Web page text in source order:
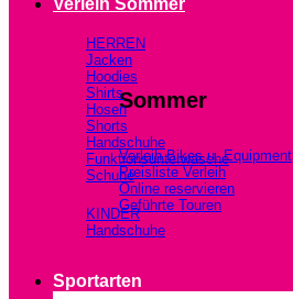
Verleih Sommer
Sommer
Verleih Bikes u. Equipment
Preisliste Verleih
Online reservieren
Geführte Touren
HERREN
Jacken
Hoodies
Shirts
Hosen
Shorts
Handschuhe
Funktionsunterwäsche
Schuhe
KINDER
Handschuhe
Sportarten